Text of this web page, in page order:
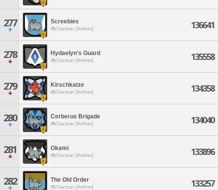
277 Screebies
Cactuar [Aether] 136641
278 Hydaelyn's Guard
Cactuar [Aether] 135558
279 Kirschkatze
Cactuar [Aether] 134358
280 Cerberus Brigade
Cactuar [Aether] 134040
281 Okami
Cactuar [Aether] 133896
282 The Old Order
Cactuar [Aether] 133257